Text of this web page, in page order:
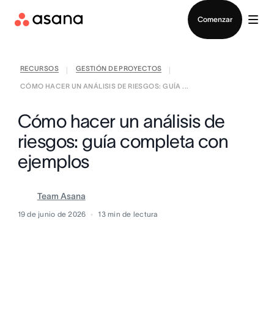
Comenzar
RECURSOS GESTIÓN DE PROYECTOS
CÓMO HACER UN ANÁLISIS DE RIESGOS: GUÍA ...
Cómo hacer un análisis de
riesgos: guía completa con
ejemplos
Team Asana
19 de junio de 2026 13 min de lectura